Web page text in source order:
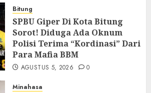
Bitung
SPBU Giper Di Kota Bitung
Sorot! Diduga Ada Oknum
Polisi Terima “Kordinasi” Dari
Para Mafia BBM
AGUSTUS 5, 2026 0
Minahasa